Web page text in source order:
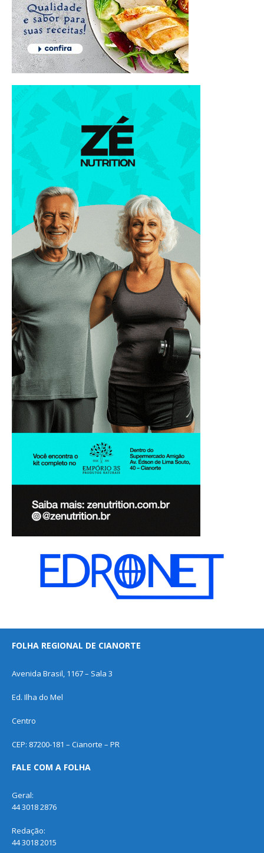
FOLHA REGIONAL DE CIANORTE
Avenida Brasil, 1167 – Sala 3
Ed. Ilha do Mel
Centro
CEP: 87200-181 – Cianorte – PR
FALE COM A FOLHA
Geral:
44 3018 2876
Redação:
44 3018 2015